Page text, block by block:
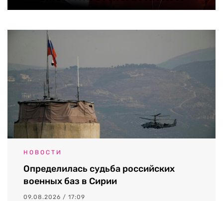
НОВОСТИ
Определилась судьба российских
военных баз в Сирии
09.08.2026 / 17:09